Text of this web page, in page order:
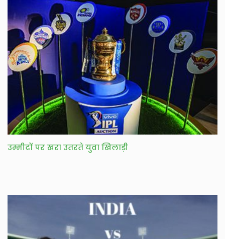
उम्मीदों पर खरा उतरते युवा खिलाड़ी